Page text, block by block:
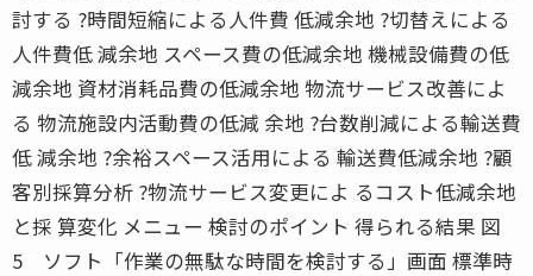
討する ?時間短縮による人件費 低減余地 ?切替えによる
人件費低 減余地 スペース費の低減余地 機械設備費の低
減余地 資材消耗品費の低減余地 物流サービス改善によ
る 物流施設内活動費の低減 余地 ?台数削減による輸送費
低 減余地 ?余裕スペース活用による 輸送費低減余地 ?顧
客別採算分析 ?物流サービス変更によ るコスト低減余地
と採 算変化 メニュー 検討のポイント 得られる結果 図
5 ソフト「作業の無駄な時間を検討する」画面 標準時